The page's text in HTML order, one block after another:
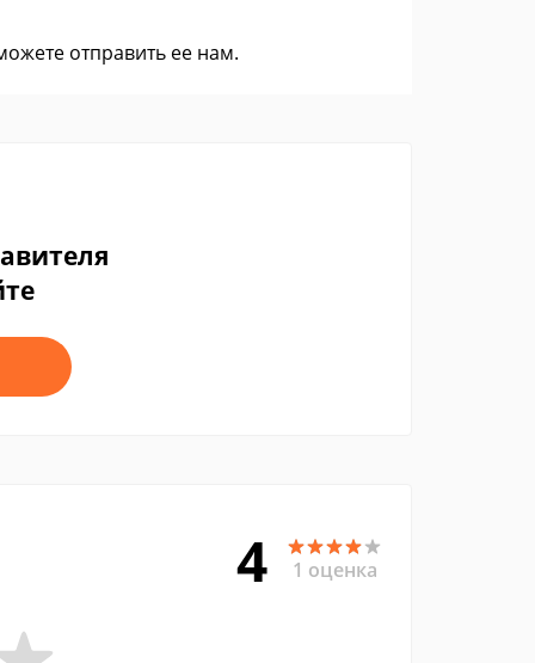
отправить ее нам.
4 1 оценка